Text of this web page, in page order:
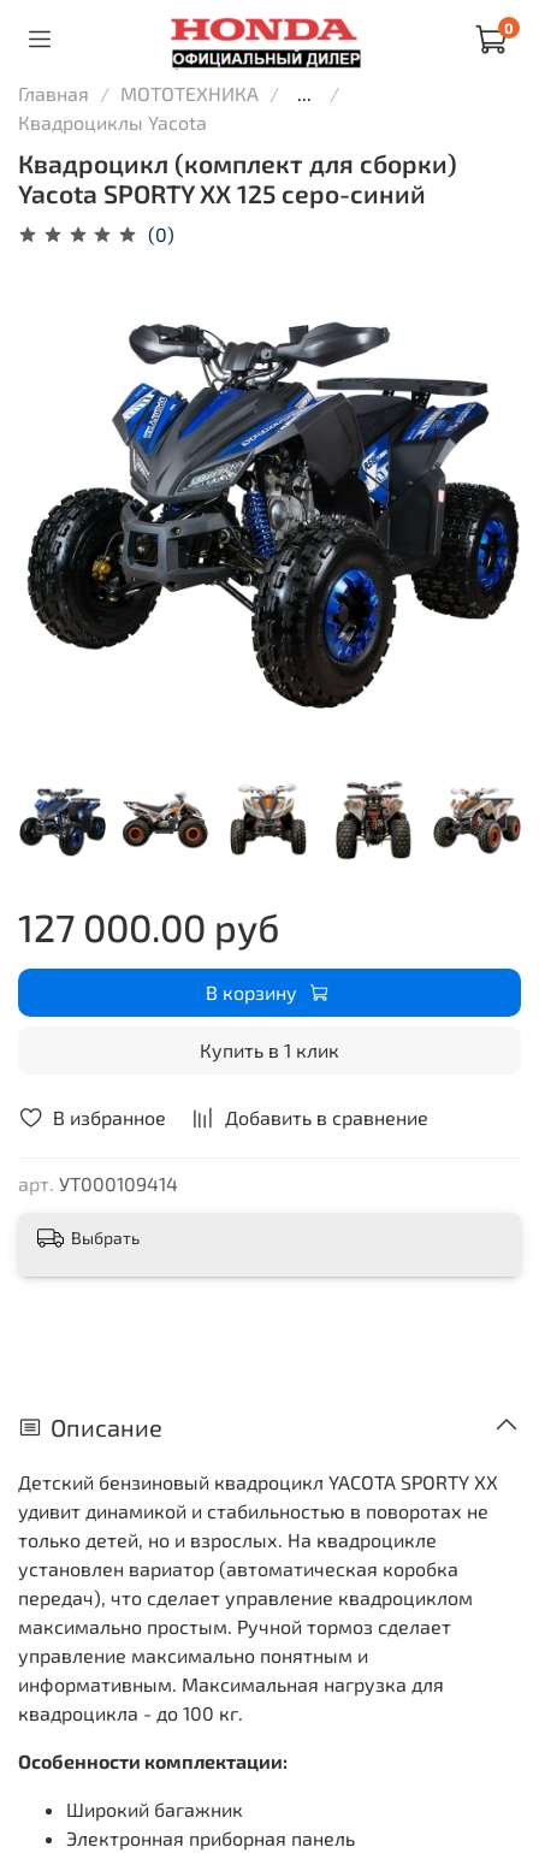
0
Главная МОТОТЕХНИКА
...
Квадроциклы Yacota
Квадроцикл (комплект для сборки)
Yacota SPORTY XX 125 серо-синий
(0)
В избранное Добавить в сравнение
арт. УТ000109414
127 000.00 руб
В корзину
Купить в 1 клик
Выбрать
Описание
Детский бензиновый квадроцикл YACOTA SPORTY XX
удивит динамикой и стабильностью в поворотах не
только детей, но и взрослых. На квадроцикле
установлен вариатор (автоматическая коробка
передач), что сделает управление квадроциклом
максимально простым. Ручной тормоз сделает
управление максимально понятным и
информативным. Максимальная нагрузка для
квадроцикла - до 100 кг.
Особенности комплектации:
Широкий багажник
Электронная приборная панель